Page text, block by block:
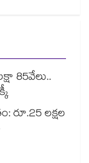
85వేలు..
రూ.25 లక్షల